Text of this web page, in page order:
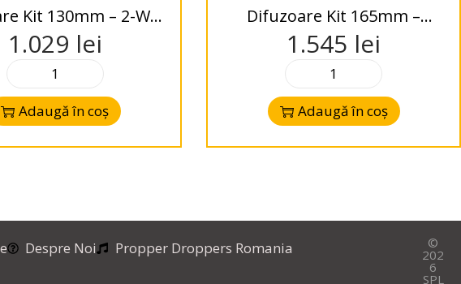
Kit 130mm – 2-Way
– 3 Ohms
1.029 lei
Adaugă în coș
Difuzoare Kit 165mm –
FlexMount – 2-Way – 2 Ohms
1.545 lei
Adaugă în coș
Despre Noi Propper Droppers Romania ©
202
6
SPL